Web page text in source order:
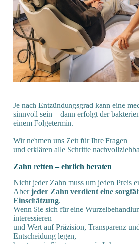
Je nach Entzündungsgrad kann eine
sinnvoll sein – dann erfolgt der
einem Folgetermin.
Wir nehmen uns Zeit für Ihre Fragen
und erklären alle Schritte
Zahn retten – ehrlich beraten
Nicht jeder Zahn muss um jeden Preis
Aberjeder Zahn verdient eine
Einschätzung.
Wenn Sie sich für eine
interessieren
und Wert auf Präzision, Transparenz
Entscheidung legen,